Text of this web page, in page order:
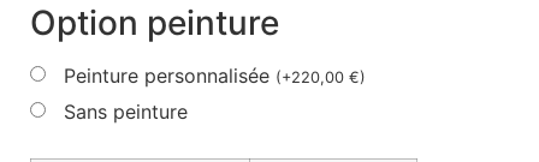
Option peinture
Peinture personnalisée (+220,00 €)
Sans peinture